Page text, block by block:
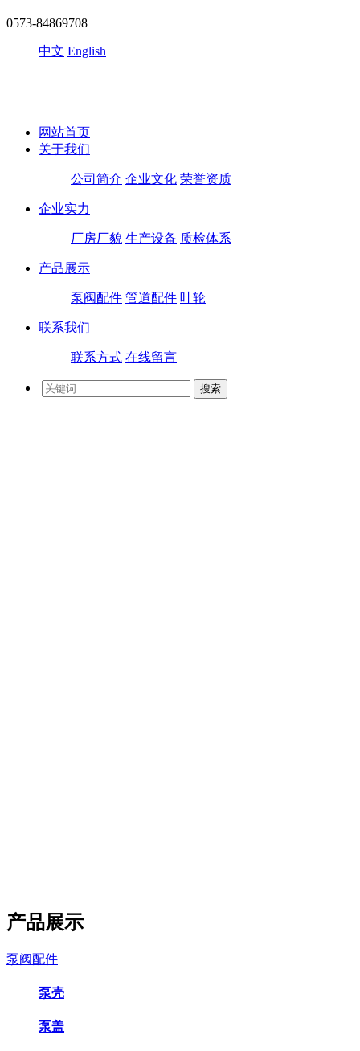
0573-84869708
中文 English
网站首页
关于我们
公司简介 企业文化 荣誉资质
企业实力
厂房厂貌 生产设备 质检体系
产品展示
泵阀配件 管道配件 叶轮
联系我们
联系方式 在线留言
产品展示
泵阀配件
泵壳
泵盖